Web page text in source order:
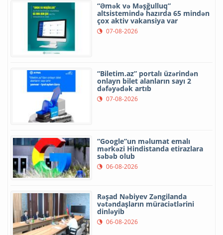
“Əmək və Məşğulluq”
altsistemində hazırda 65 mindən
çox aktiv vakansiya var
07-08-2026
“Biletim.az” portalı üzərindən
onlayn bilet alanların sayı 2
dəfəyədək artıb
07-08-2026
“Google”un məlumat emalı
mərkəzi Hindistanda etirazlara
səbəb olub
06-08-2026
Rəşad Nəbiyev Zəngilanda
vətəndaşların müraciətlərini
dinləyib
06-08-2026